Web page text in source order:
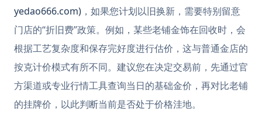
yedao666.com) ，如果您计划以旧换新，需要特别留意
门店的“折旧费”政策。例如，某些老铺金饰在回收时，会
根据工艺复杂度和保存完好度进行估价，这与普通金店的
按克计价模式有所不同。建议您在决定交易前，先通过官
方渠道或专业行情工具查询当日的基础金价，再对比老铺
的挂牌价，以此判断当前是否处于价格洼地。